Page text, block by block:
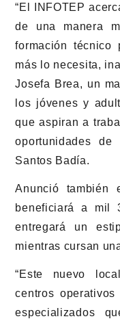
“El INFOTEP
de una manera
formación técnico
más lo necesita,
Josefa Brea, un
los jóvenes y
que aspiran a
oportunidades de
Santos Badía.
Anunció también
beneficiará a mil
entregará un
mientras cursan
“Este nuevo
centros
especializados